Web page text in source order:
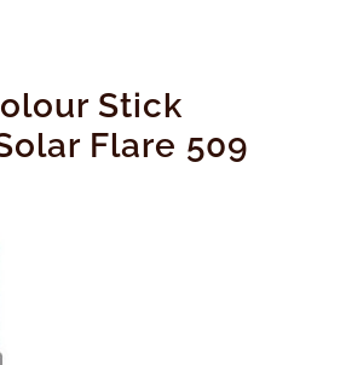
Stick
Flare 509